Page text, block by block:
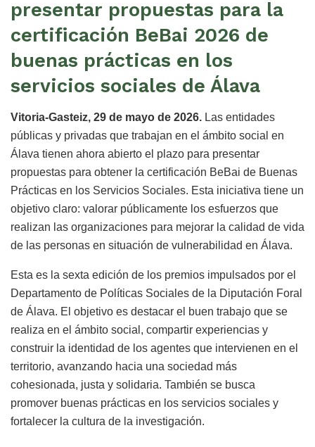
presentar propuestas para la
certificación BeBai 2026 de
buenas prácticas en los
servicios sociales de Álava
Vitoria-Gasteiz, 29 de mayo de 2026. Las entidades
públicas y privadas que trabajan en el ámbito social en
Álava tienen ahora abierto el plazo para presentar
propuestas para obtener la certificación BeBai de Buenas
Prácticas en los Servicios Sociales. Esta iniciativa tiene un
objetivo claro: valorar públicamente los esfuerzos que
realizan las organizaciones para mejorar la calidad de vida
de las personas en situación de vulnerabilidad en Álava.
Esta es la sexta edición de los premios impulsados por el
Departamento de Políticas Sociales de la Diputación Foral
de Álava. El objetivo es destacar el buen trabajo que se
realiza en el ámbito social, compartir experiencias y
construir la identidad de los agentes que intervienen en el
territorio, avanzando hacia una sociedad más
cohesionada, justa y solidaria. También se busca
promover buenas prácticas en los servicios sociales y
fortalecer la cultura de la investigación.